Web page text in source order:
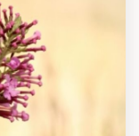
Deze
optie
kan
gekozen